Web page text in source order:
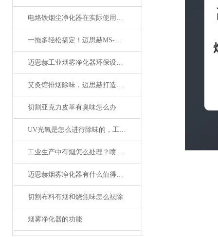
电烙铁烟尘净化器在实际使用过程中的常见问题相应解决方法分享
一拖多轻松搞定！迈思赫MS-D070专治亚克力切割烟雾
迈思赫工业烟雾净化器环保设备-专注生产环保设备
艾灸馆排烟除味，迈思赫打造清新养生环境
切割亚克力皮革有臭味怎么办
UV光氧是怎么进行除味的，工作原理是什么
工业生产中有烟怎么处理？喷码配套烟雾净化器-迈思赫 高效净化 一台搞定
迈思赫烟雾净化器有什么值得采购的地方
切割布料有烟和烧焦味怎么祛除
烟雾净化器的功能